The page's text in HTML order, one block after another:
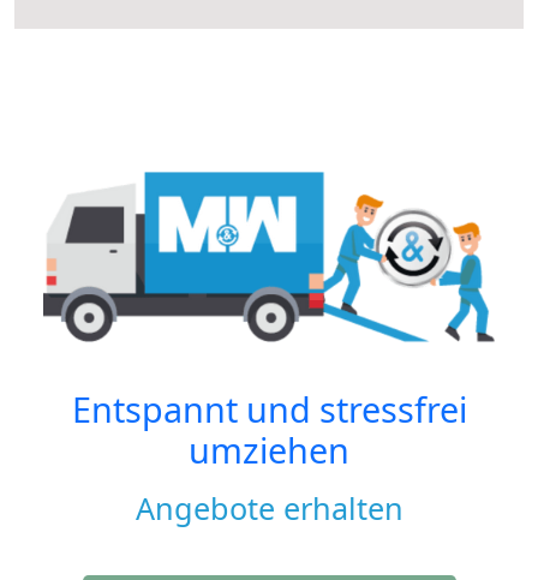
Entspannt und stressfrei
umziehen
Angebote erhalten